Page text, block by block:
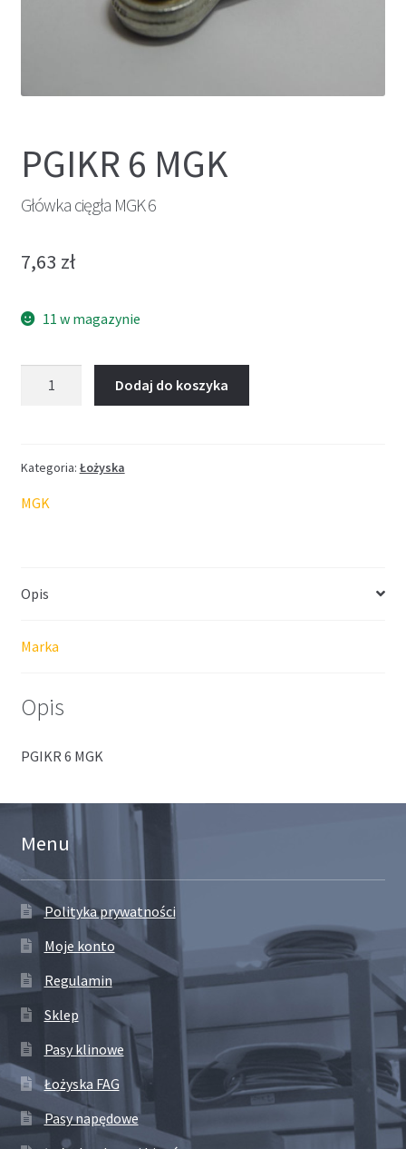
PGIKR 6 MGK
Główka cięgła MGK 6
7,63 zł
11 w magazynie
6
Dodaj do koszyka
Kategoria: Łożyska
MGK
Opis
Marka
Opis
PGIKR 6 MGK
Menu
Polityka prywatności
Moje konto
Regulamin
Sklep
Pasy klinowe
Łożyska FAG
Pasy napędowe